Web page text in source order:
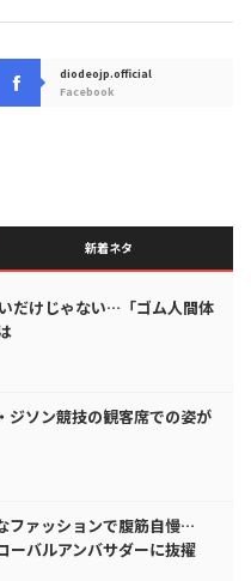
diodeojp.official
Facebook
新着ネタ
だけじゃない…「ゴム人間体
ソン競技の観客席での姿が
ファッションで腹筋自慢…
ーバルアンバサダーに抜擢